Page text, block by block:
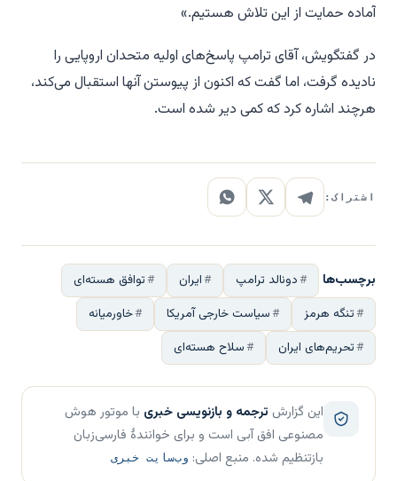
آماده حمایت از این تلاش هستیم.»
در گفتگویش، آقای ترامپ پاسخ‌های اولیه متحدان اروپایی را
نادیده گرفت، اما گفت که اکنون از پیوستن آنها استقبال می‌کند،
هرچند اشاره کرد که کمی دیر شده است.
اشتراک:
برچسب‌ها دونالد ترامپ ایران
توافق هسته‌ای
تنگه هرمز
سیاست خارجی آمریکا
خاورمیانه
تحریم‌های ایران
سلاح هسته‌ای
این گزارش ترجمه و بازنویسی خبری با موتور هوش
مصنوعی افق آبی است و برای خوانندهٔ فارسی‌زبان
بازتنظیم شده. منبع اصلی: وب‌سایت خبری